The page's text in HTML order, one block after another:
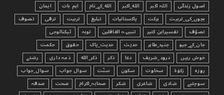
اصول زندگی
اللہ اکبر الله_اکبر الله_کے_نام اہم بات
ایمان
بچوں_کی_تربیت
برکت پاکستانیات تبليغ تربیت ترقی
تصوف
تصوّف
تفسیرابن کثیر تنبیہہ الغافلین توبہ
ٹیکنالوجی
جان_کے_جیو
جنید_طاہر حدیث حدیث_پاک حقوق
حکمت
خوش رہیں
درود_شریف دعا ذکر ذکر_الله ذمہ داری
رشتے
روزہ
زکوٰۃ سخاوت سکون سنّت سوال جواب
سوال_جواب
سوچئیے
شادی شاعری شکر صحابہ_اکرام صحت
صدقہ